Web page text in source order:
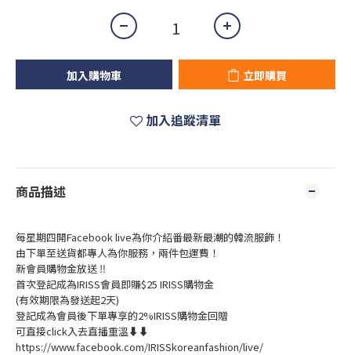
加入購物車 立即購買
加入追蹤清單
商品描述
每星期四開Facebook live為你介紹番最新最潮的韓流服飾！
由下單至送貨都專人為你服務，兩件包運費！
新會員購物金放送 ‼️
首次登記成為IRISS會員即賺$25 IRISS購物金
(有效期限為發送起2天)
登記成為會員後下單專享的2%IRISS購物金回贈
可直接click入去直播重溫⬇⬇
https://www.facebook.com/IRISSkoreanfashion/live/